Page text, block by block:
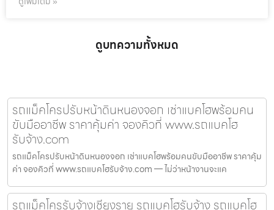
ดูบทความทั้งหมด
รถแม็คโครปรับหน้าดินหนองจอก เช่าแบคโฮพร้อมคน
ขับมืออาชีพ ราคาคุ้มค่า จองคิวที่ www.รถแบคโฮ
รับจ้าง.com
รถแม็คโครปรับหน้าดินหนองจอก เช่าแบคโฮพร้อมคนขับมืออาชีพ ราคาคุ้ม
ค่า จองคิวที่ www.รถแบคโฮรับจ้าง.com — ไม่ว่าหน้างานจะแค
รถแม็คโครรับจ้างเชียงราย รถแบคโฮรับจ้าง รถแบคโฮ